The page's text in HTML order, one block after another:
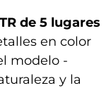
de 5 lugares
en color
modelo -
y la